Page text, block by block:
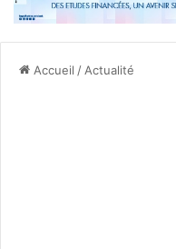
Accueil / Actualité